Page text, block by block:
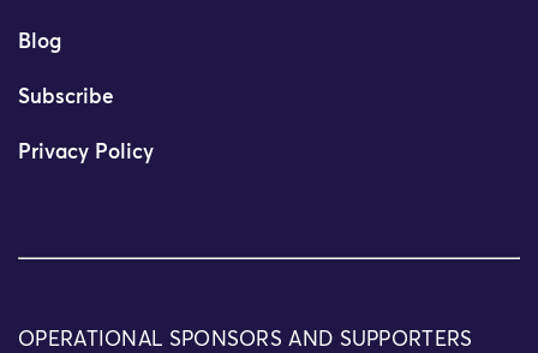
Blog
Subscribe
Privacy Policy
OPERATIONAL SPONSORS AND SUPPORTERS